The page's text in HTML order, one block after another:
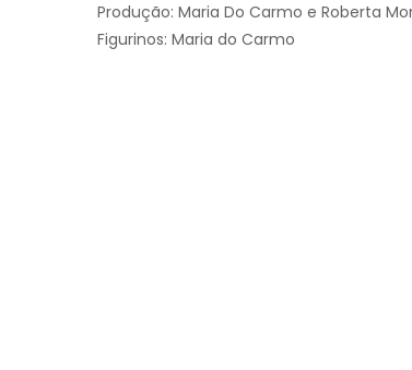
Produção: Maria Do Carmo e Roberta
Figurinos: Maria do Carmo